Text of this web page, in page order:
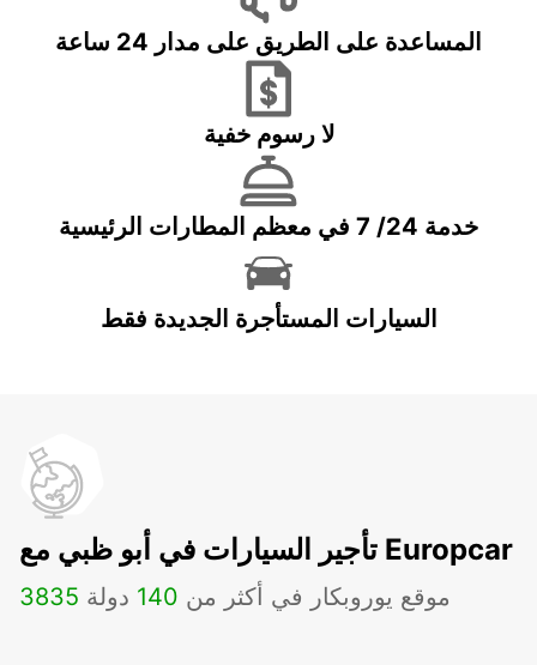
المساعدة على الطريق على مدار 24 ساعة
لا رسوم خفية
خدمة 24/ 7 في معظم المطارات الرئيسية
السيارات المستأجرة الجديدة فقط
تأجير السيارات في أبو ظبي مع Europcar
3835 موقع يوروبكار في أكثر من 140 دولة